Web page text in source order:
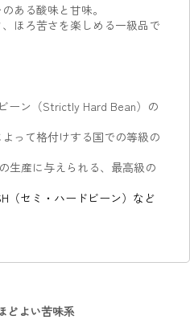
ある酸味と甘味。
ほろ苦さを楽しめる一級品で
ーン （Strictly Hard Bean）の
って格付けする国での等級の
生産に与えられる、最高級の
（セミ・ハードビーン）など
どよい苦味系